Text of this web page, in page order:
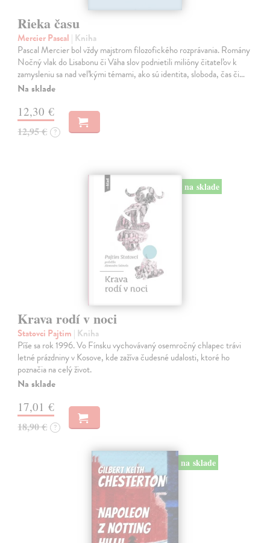
Rieka času
Mercier Pascal | Kniha
Pascal Mercier bol vždy majstrom filozofického rozprávania. Romány
Nočný vlak do Lisabonu či Váha slov podnietili milióny čitateľov k
zamysleniu sa nad veľkými témami, ako sú identita, sloboda, čas či…
Na sklade
12,30 €
12,95 € ?
na sklade
Krava rodí v noci
Statovci Pajtim | Kniha
Píše sa rok 1996. Vo Fínsku vychovávaný osemročný chlapec trávi
letné prázdniny v Kosove, kde zažíva čudesné udalosti, ktoré ho
poznačia na celý život.
Na sklade
17,01 €
18,90 € ?
na sklade